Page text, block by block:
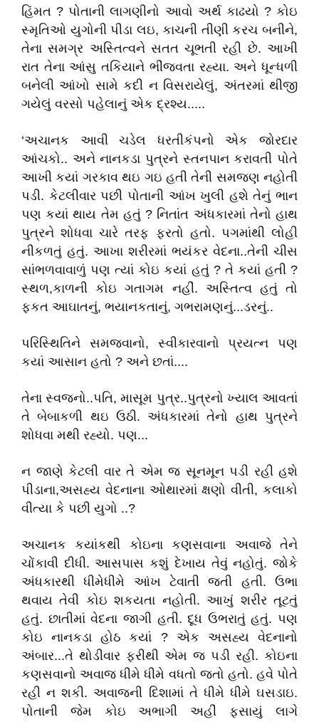
હિંમત ? પોતાની લાગણીનો આવો અર્થ કાઢયો ? કોઇ
સ્મૃતિઓ યુગોની પીડા લઇ, કાચની તીણી કરચ બનીને,
તેના સમગ્ર અસ્તિત્વને સતત ચૂભતી રહી છે. આખી
રાત તેના આંસુ તકિયાને ભીંજવતા રહ્યા. અને ધૂન્ધળી
બનેલી આંખો સામે કદી ન વિસરાયેલું, અંતરમાં થીજી
ગયેલું વરસો પહેલાનું એક દ્રશ્ય.....
‘અચાનક આવી ચડેલ ધરતીકંપનો એક જોરદાર
આંચકો.. અને નાનકડા પુત્રને સ્તનપાન કરાવતી પોતે
આખી કયાં ગરકાવ થઇ ગઇ હતી તેની સમજણ નહોતી
પડી. કેટલીવાર પછી પોતાની આંખ ખુલી હશે તેનું ભાન
પણ કયાં થાય તેમ હતું ? નિતાંત અંધકારમાં તેનો હાથ
પુત્રને શોધવા ચારે તરફ ફરતો હતો. પગમાંથી લોહી
નીકળતું હતું. આખા શરીરમાં ભયંકર વેદના..તેની ચીસ
સાંભળવાવાળું પણ ત્યાં કોઇ કયાં હતું ? તે કયાં હતી ?
સ્થળ,કાળની કોઇ ગતાગમ નહીં. અસ્તિત્વ હતું તો
ફકત આઘાતનું, ભયાનકતાનું, ગભરામણનું...ડરનું..
પરિસ્થિતિને સમજવાનો, સ્વીકારવાનો પ્રયત્ન પણ
કયાં આસાન હતો ? અને છતાં....
તેના સ્વજનો..પતિ, માસૂમ પુત્ર..પુત્રનો ખ્યાલ આવતાં
તે બેબાકળી થઇ ઉઠી. અંધકારમાં તેનો હાથ પુત્રને
શોધવા મથી રહ્યો. પણ...
ન જાણે કેટલી વાર તે એમ જ સૂનમૂન પડી રહી હશે
પીડાના,અસહ્ય વેદનાના ઓથારમાં ક્ષણો વીતી, કલાકો
વીત્યા કે પછી યુગો ..?
અચાનક કયાંકથી કોઇના કણસવાના અવાજે તેને
ચોંકાવી દીધી. આસપાસ કશું દેખાય તેવું નહોતું. જોકે
અંધકારથી ધીમેધીમે આંખ ટેવાતી જતી હતી. ઉભા
થવાય તેવી કોઇ શકયતા નહોતી. આખું શરીર તૂટતું
હતું. છાતીમાં વેદના જાગી હતી. દૂધ ઉભરાતું હતું. પણ
કોઇ નાનકડા હોઠ કયાં ? એક અસહ્ય વેદનાનો
અંબાર...તે થોડીવાર ફરીથી એમ જ પડી રહી. કોઇના
કણસવાનો અવાજ ધીમે ધીમે વધતો જતો હતો. હવે પોતે
રહી ન શકી. અવાજની દિશામાં તે ધીમે ધીમે ઘસડાઇ.
પોતાની જેમ કોઇ અભાગી અહીં ફસાયું લાગે